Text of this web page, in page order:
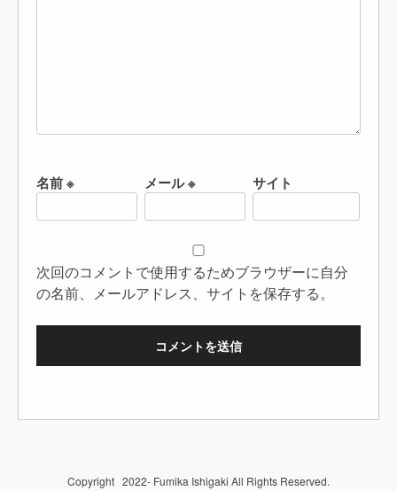
名前※ メール※ サイト
次回のコメントで使用するためブラウザーに自分
の名前、メールアドレス、サイトを保存する。
Copyright 2022- Fumika Ishigaki All Rights Reserved.